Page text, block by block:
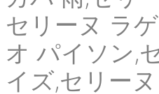
セリーヌ ラ
オ パイソン,
イズ,セリー